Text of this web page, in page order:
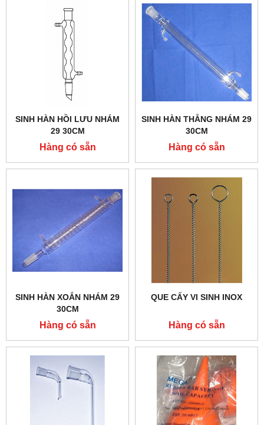
SINH HÀN HỒI LƯU NHÁM
29 30CM
Hàng có sẵn
SINH HÀN THẲNG NHÁM 29
30CM
Hàng có sẵn
SINH HÀN XOẮN NHÁM 29
30CM
Hàng có sẵn
QUE CẤY VI SINH INOX
Hàng có sẵn